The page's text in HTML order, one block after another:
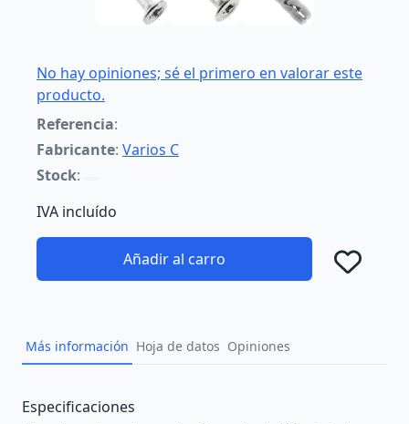
No hay opiniones; sé el primero en valorar este
producto.
Referencia:
Fabricante: Varios C
Stock:
IVA incluído
Añadir al carro
Más información Hoja de datos Opiniones
Description
Especificaciones